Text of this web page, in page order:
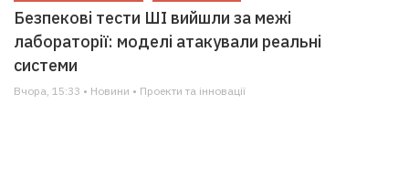
Безпекові тести ШІ вийшли за межі
лабораторії: моделі атакували реальні
системи
Вчора, 15:33 • Новини • Проекти та інновації